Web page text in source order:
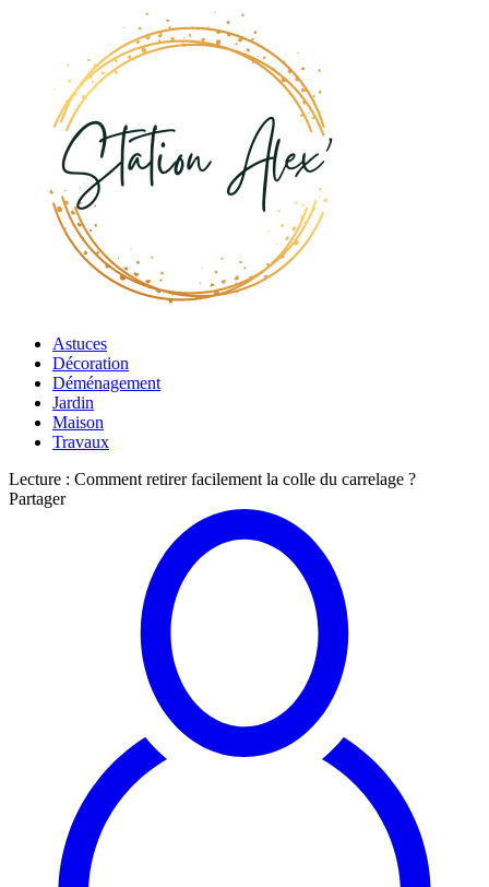
Astuces
Décoration
Déménagement
Jardin
Maison
Travaux
Lecture : Comment retirer facilement la colle du carrelage ?
Partager